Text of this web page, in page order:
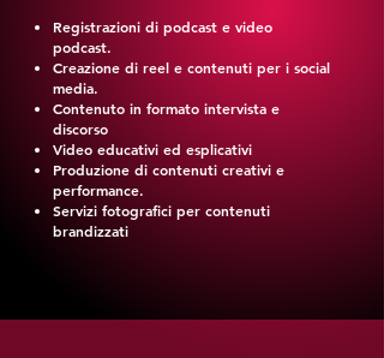
Registrazioni di podcast e video
podcast.
Creazione di reel e contenuti per i social
media.
Contenuto in formato intervista e
discorso
Video educativi ed esplicativi
Produzione di contenuti creativi e
performance.
Servizi fotografici per contenuti
brandizzati